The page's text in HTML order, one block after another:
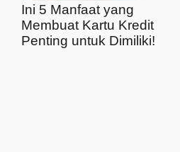
Ini 5 Manfaat yang
Membuat Kartu Kredit
Penting untuk Dimiliki!